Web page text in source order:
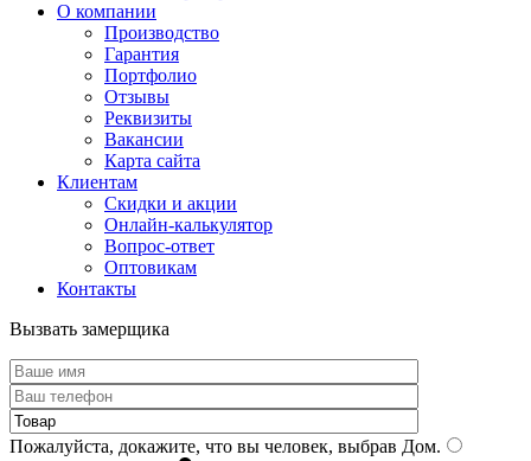
О компании
Производство
Гарантия
Портфолио
Отзывы
Реквизиты
Вакансии
Карта сайта
Клиентам
Скидки и акции
Онлайн-калькулятор
Вопрос-ответ
Оптовикам
Контакты
Вызвать замерщика
Пожалуйста, докажите, что вы человек, выбрав Дом.